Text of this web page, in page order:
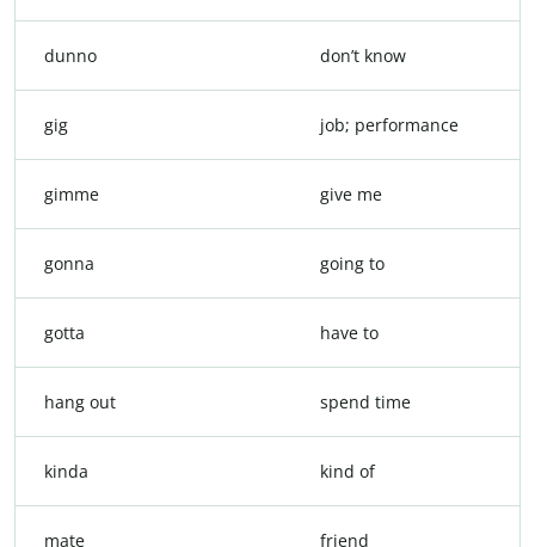
dunno don’t know
gig job; performance
gimme give me
gonna going to
gotta have to
hang out spend time
kinda kind of
mate friend